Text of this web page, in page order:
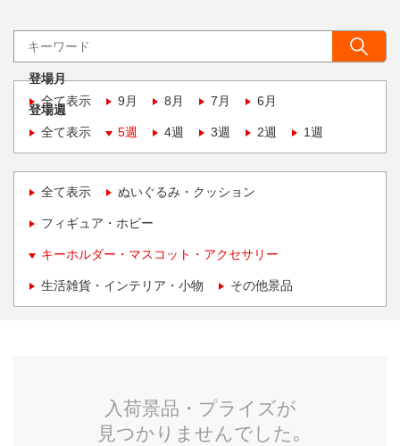
登場月
全て表示
9月 8月 7月 6月
登場週
全て表示
5週 4週 3週 2週 1週
全て表示 ぬいぐるみ・クッション
フィギュア・ホビー
キーホルダー・マスコット・アクセサリー
生活雑貨・インテリア・小物 その他景品